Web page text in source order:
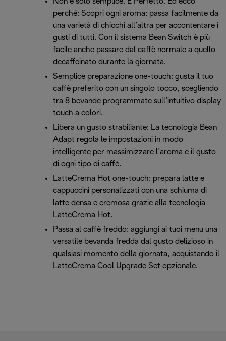
perché: Scopri ogni aroma: passa facilmente da
una varietà di chicchi all’altra per accontentare i
gusti di tutti. Con il sistema Bean Switch è più
facile anche passare dal caffè normale a quello
decaffeinato durante la giornata.
Semplice preparazione one-touch: gusta il tuo
caffè preferito con un singolo tocco, scegliendo
tra 8 bevande programmate sull’intuitivo display
touch a colori.
Libera un gusto strabiliante: La tecnologia Bean
Adapt regola le impostazioni in modo
intelligente per massimizzare l’aroma e il gusto
di ogni tipo di caffè.
LatteCrema Hot one-touch: prepara latte e
cappuccini personalizzati con una schiuma di
latte densa e cremosa grazie alla tecnologia
LatteCrema Hot.
Passa al caffè freddo: aggiungi ai tuoi menu una
versatile bevanda fredda dal gusto delizioso in
qualsiasi momento della giornata, acquistando il
LatteCrema Cool Upgrade Set opzionale.